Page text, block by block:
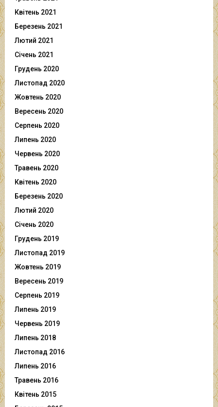
Квітень 2021
Березень 2021
Лютий 2021
Січень 2021
Грудень 2020
Листопад 2020
Жовтень 2020
Вересень 2020
Серпень 2020
Липень 2020
Червень 2020
Травень 2020
Квітень 2020
Березень 2020
Лютий 2020
Січень 2020
Грудень 2019
Листопад 2019
Жовтень 2019
Вересень 2019
Серпень 2019
Липень 2019
Червень 2019
Липень 2018
Листопад 2016
Липень 2016
Травень 2016
Квітень 2015